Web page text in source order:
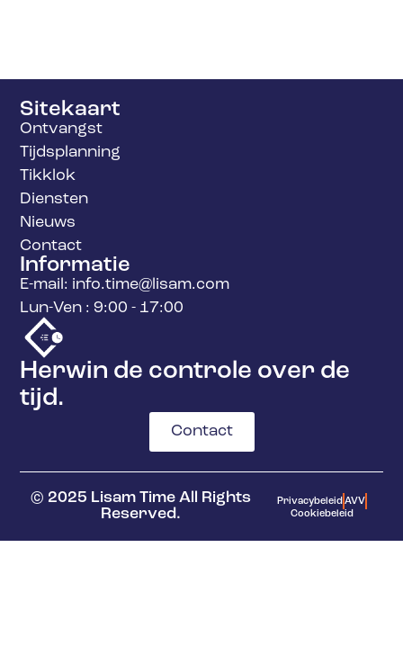
Herwin de controle over de
tijd.
Contact
Sitekaart
Ontvangst
Tijdsplanning
Tikklok
Diensten
Nieuws
Contact
Informatie
E-mail: info.time@lisam.com
Lun-Ven : 9:00 - 17:00
© 2025 Lisam Time All Rights
Reserved.
Privacybeleid AVV
Cookiebeleid